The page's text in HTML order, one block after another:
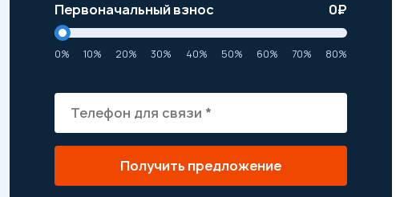
Первоначальный взнос 0₽
0% 10% 20% 30% 40% 50% 60% 70% 80%
Получить предложение